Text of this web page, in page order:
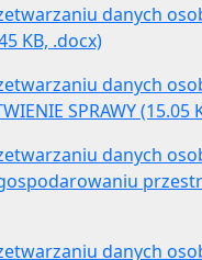
danych
KB, .docx)
danych
SPRAWY (15.05
danych
danych